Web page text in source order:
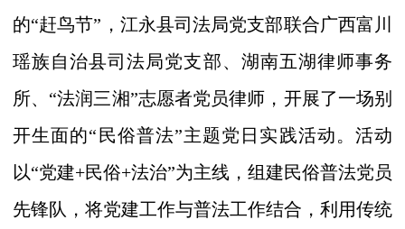
的“赶鸟节”，江永县司法局党支部联合广西富川
瑶族自治县司法局党支部、湖南五湖律师事务
所、“法润三湘”志愿者党员律师，开展了一场别
开生面的“民俗普法”主题党日实践活动。活动
以“党建+民俗+法治”为主线，组建民俗普法党员
先锋队，将党建工作与普法工作结合，利用传统